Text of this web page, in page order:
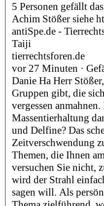
5 Personen gefällt
Achim Stößer siehe
antiSpe.de -
Taiji
tierrechtsforen.de
vor 27 Minuten ·
Danie Ha Herr
Gruppen gibt, die
vergessen
Massentierhaltung
und Delfine? Das
Zeitverschwendung
Themen, die Ihnen
versuchen Sie nicht,
wird der Strahl
sagen will. Als